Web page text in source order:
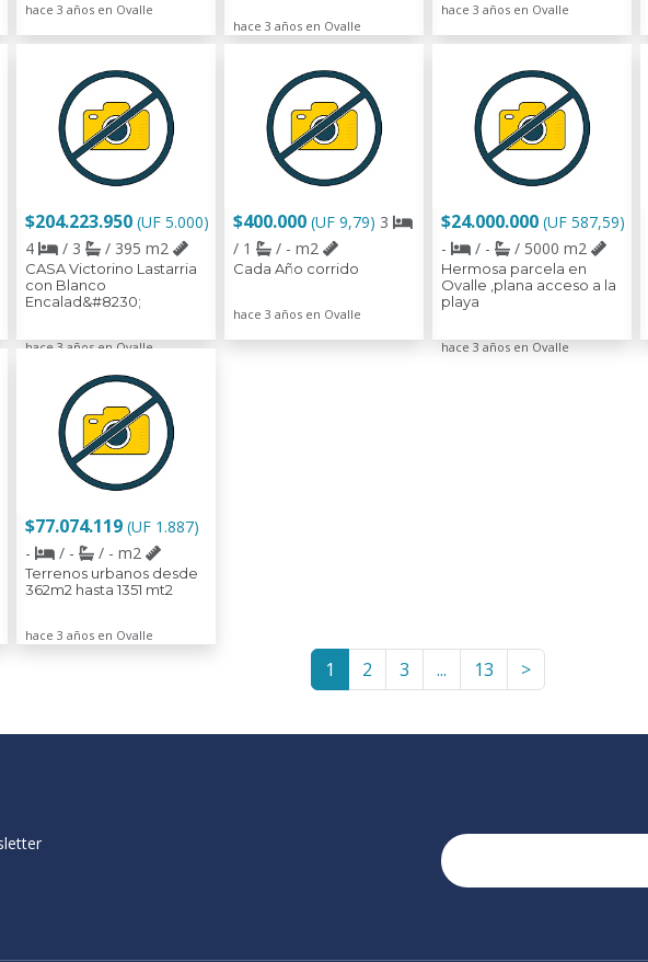
hace 3 años en Ovalle
hace 3 años en Ovalle
hace 3 años en Ovalle
$204.223.950 (UF 5.000)
4
/ 3 / 395 m2
CASA Victorino Lastarria
con Blanco
Encalad&#8230;
hace 3 años en Ovalle
$400.000 (UF 9,79) 3
/ 1
/ - m2
Cada Año corrido
hace 3 años en Ovalle
$24.000.000 (UF 587,59)
-
/ - / 5000 m2
Hermosa parcela en
Ovalle ,plana acceso a la
playa
hace 3 años en Ovalle
$77.074.119 (UF 1.887)
-
/ - / - m2
Terrenos urbanos desde
362m2 hasta 1351 mt2
hace 3 años en Ovalle
1 2 3 ... 13 >